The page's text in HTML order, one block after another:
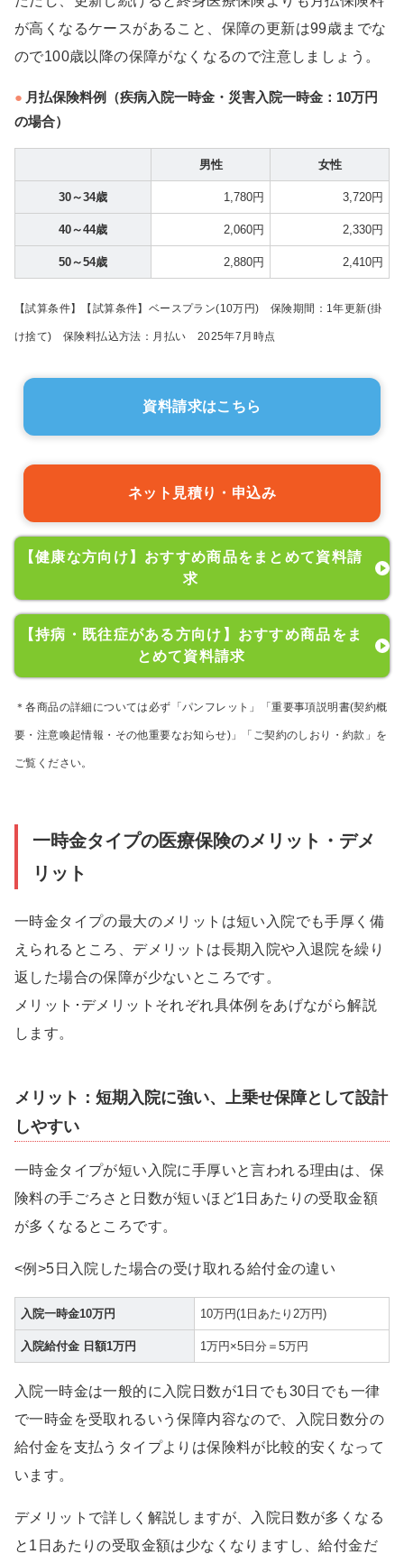
が高くなるケースがあること、保障の更新は99歳までな
ので100歳以降の保障がなくなるので注意しましょう。
月払保険料例（疾病入院一時金・災害入院一時金：10万円
の場合）
男性 女性
30～34歳 1,780円 3,720円
40～44歳 2,060円 2,330円
50～54歳 2,880円 2,410円
【試算条件】【試算条件】ベースプラン(10万円) 保険期間：1年更新(掛
け捨て) 保険料払込方法：月払い 2025年7月時点
資料請求はこちら
ネット見積り・申込み
【健康な方向け】おすすめ商品をまとめて資料請
求
【持病・既往症がある方向け】おすすめ商品をま
とめて資料請求
＊各商品の詳細については必ず「パンフレット」「重要事項説明書(契約概
要・注意喚起情報・その他重要なお知らせ)」「ご契約のしおり・約款」を
ご覧ください。
一時金タイプの医療保険のメリット・デメ
リット
一時金タイプの最大のメリットは短い入院でも手厚く備
えられるところ、デメリットは長期入院や入退院を繰り
返した場合の保障が少ないところです。
メリット･デメリットそれぞれ具体例をあげながら解説
します。
メリット：短期入院に強い、上乗せ保障として設計
しやすい
一時金タイプが短い入院に手厚いと言われる理由は、保
険料の手ごろさと日数が短いほど1日あたりの受取金額
が多くなるところです。
<例>5日入院した場合の受け取れる給付金の違い
入院一時金10万円 10万円(1日あたり2万円)
入院給付金 日額1万円 1万円×5日分＝5万円
入院一時金は一般的に入院日数が1日でも30日でも一律
で一時金を受取れるいう保障内容なので、入院日数分の
給付金を支払うタイプよりは保険料が比較的安くなって
います。
デメリットで詳しく解説しますが、入院日数が多くなる
と1日あたりの受取金額は少なくなりますし、給付金だ